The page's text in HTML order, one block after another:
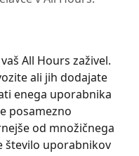
All Hours zaživel.
ali jih dodajate
enega uporabnika
posamezno
od množičnega
število uporabnikov